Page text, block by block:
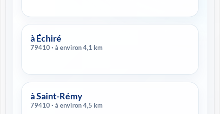
à Échiré
79410 · à environ 4,1 km
à Saint-Rémy
79410 · à environ 4,5 km